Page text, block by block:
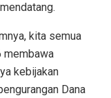
kita semua
membawa
kebijakan
Dana